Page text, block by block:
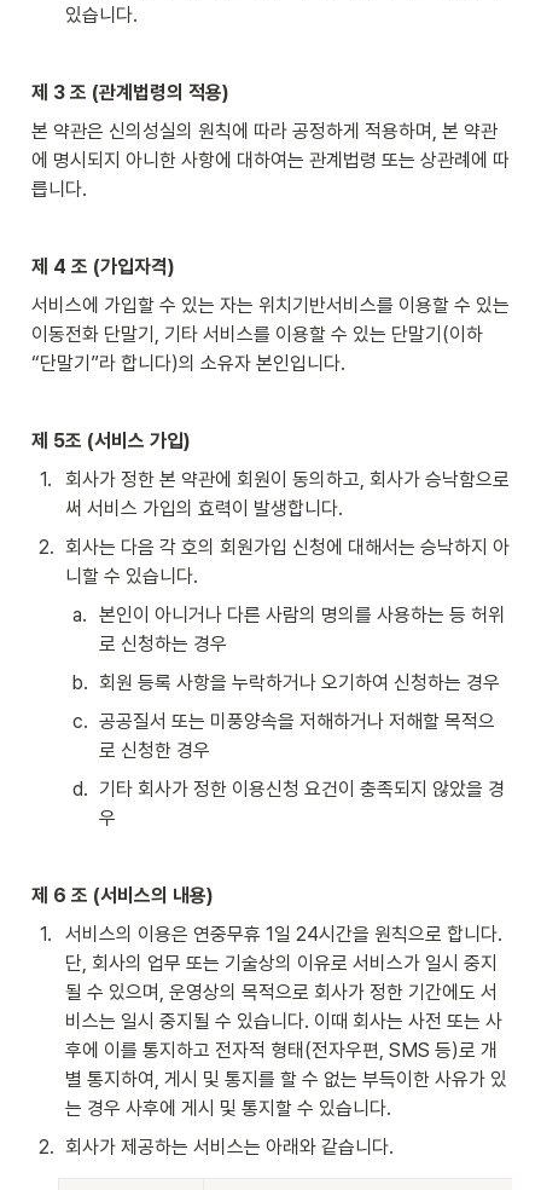
있습니다.
제 3 조 (관계법령의 적용)
본 약관은 신의성실의 원칙에 따라 공정하게 적용하며, 본 약관
에 명시되지 아니한 사항에 대하여는 관계법령 또는 상관례에 따
릅니다.
제 4 조 (가입자격)
서비스에 가입할 수 있는 자는 위치기반서비스를 이용할 수 있는
이동전화 단말기, 기타 서비스를 이용할 수 있는 단말기(이하
“단말기”라 합니다)의 소유자 본인입니다.
제 5조 (서비스 가입)
1.
회사가 정한 본 약관에 회원이 동의하고, 회사가 승낙함으로
써 서비스 가입의 효력이 발생합니다.
2. 회사는 다음 각 호의 회원가입 신청에 대해서는 승낙하지 아
니할 수 있습니다.
a. 본인이 아니거나 다른 사람의 명의를 사용하는 등 허위
로 신청하는 경우
b. 회원 등록 사항을 누락하거나 오기하여 신청하는 경우
c. 공공질서 또는 미풍양속을 저해하거나 저해할 목적으
로 신청한 경우
d. 기타 회사가 정한 이용신청 요건이 충족되지 않았을 경
우
제 6 조 (서비스의 내용)
1.
서비스의 이용은 연중무휴 1일 24시간을 원칙으로 합니다.
단, 회사의 업무 또는 기술상의 이유로 서비스가 일시 중지
될 수 있으며, 운영상의 목적으로 회사가 정한 기간에도 서
비스는 일시 중지될 수 있습니다. 이때 회사는 사전 또는 사
후에 이를 통지하고 전자적 형태(전자우편, SMS 등)로 개
별 통지하여, 게시 및 통지를 할 수 없는 부득이한 사유가 있
는 경우 사후에 게시 및 통지할 수 있습니다.
2. 회사가 제공하는 서비스는 아래와 같습니다.